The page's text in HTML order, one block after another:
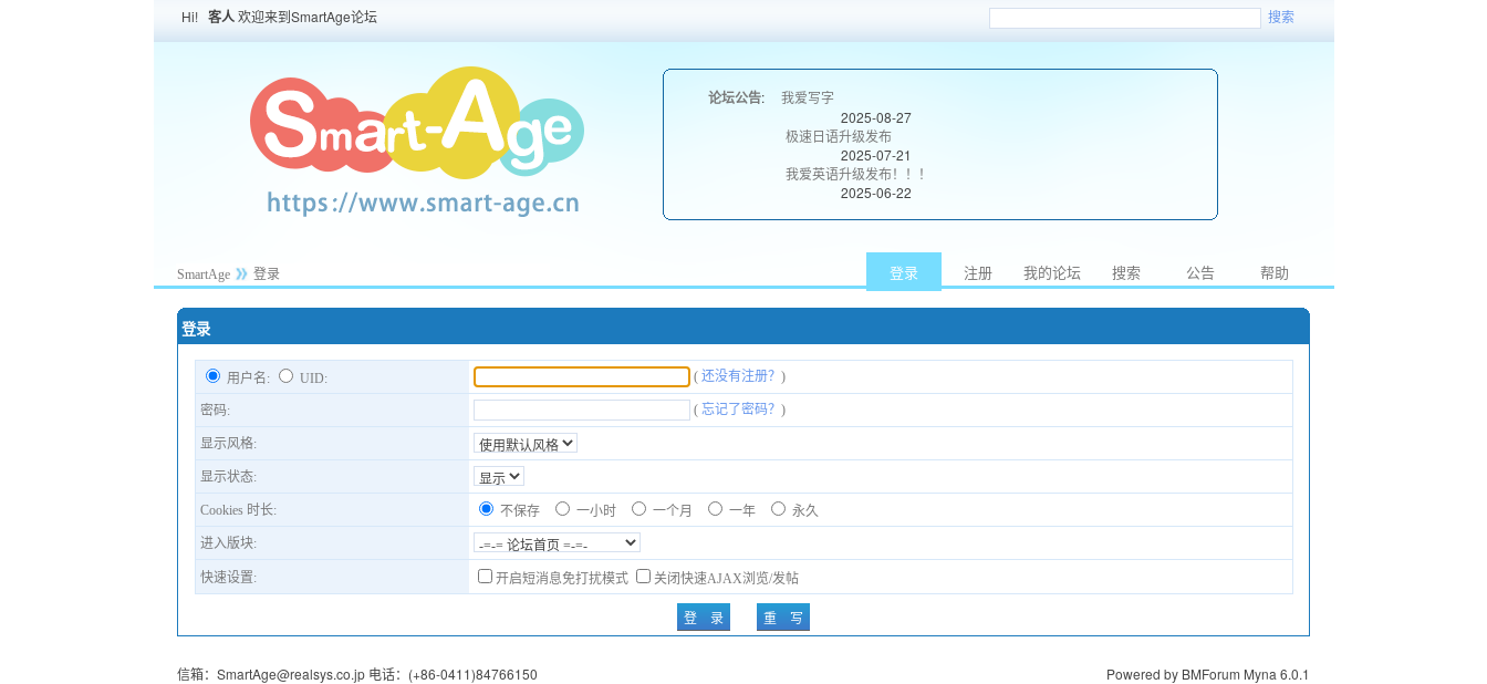
Hi! 客人欢迎来到SmartAge论坛 搜索
论坛公告: 我爱写字
2025-08-27
极速日语升级发布
2025-07-21
我爱英语升级发布！！！
2025-06-22
SmartAge 登录 登录 注册 我的论坛 搜索 公告 帮助
登录
用户名: UID: ( 还没有注册？ )
密码: ( 忘记了密码？ )
显示风格:
显示状态:
Cookies 时长: 不保存 一小时 一个月 一年 永久
进入版块:
快速设置: 开启短消息免打扰模式 关闭快速AJAX浏览/发帖
信箱： SmartAge@realsys.co.jp电话： (+86-0411)84766150 Powered by BMForum Myna 6.0.1